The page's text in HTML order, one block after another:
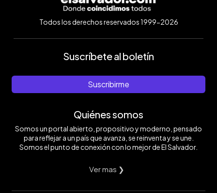
Todos los derechos reservados 1999-2026
Suscríbete al boletín
Suscribirme
Quiénes somos
Somos un portal abierto, propositivo y moderno, pensado
para reflejar a un país que avanza, se reinventa y se une.
Somos el punto de conexión con lo mejor de El Salvador.
Ver mas ❯